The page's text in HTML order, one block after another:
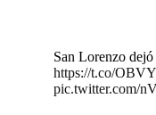
San Lorenzo
https://t.co/
pic.twitter.com/